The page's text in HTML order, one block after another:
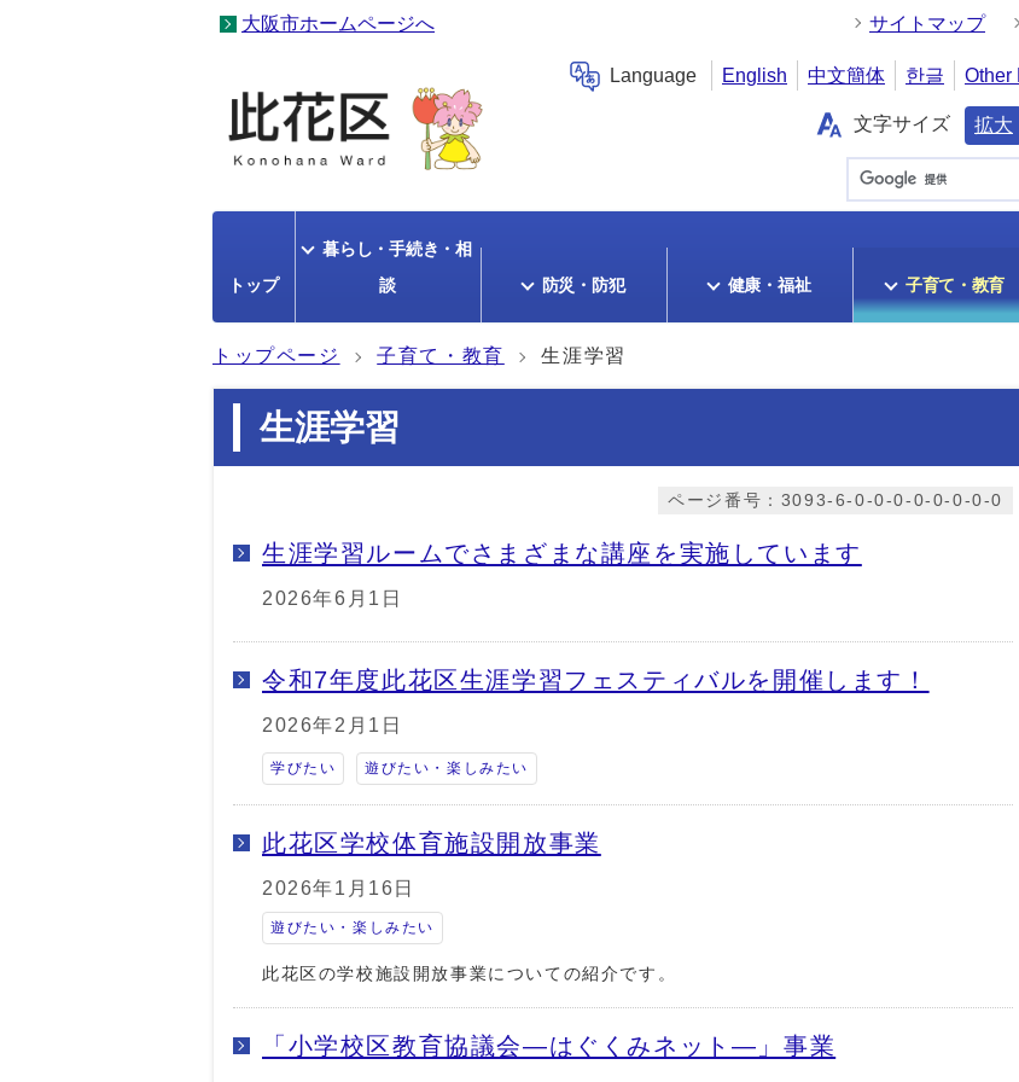
大阪市ホームページへ サイトマップ
Language English 中文簡体 한글 Other
文字サイズ 拡大
トップ
暮らし・手続き・相
談
防災・防犯 健康・福祉 子育て・教育
トップページ 子育て・教育 生涯学習
生涯学習
ページ番号：3093-6-0-0-0-0-0-0-0-0
生涯学習ルームでさまざまな講座を実施しています
2026年6月1日
令和7年度此花区生涯学習フェスティバルを開催します！
2026年2月1日
学びたい 遊びたい・楽しみたい
此花区学校体育施設開放事業
2026年1月16日
遊びたい・楽しみたい
此花区の学校施設開放事業についての紹介です。
「小学校区教育協議会―はぐくみネット―」事業